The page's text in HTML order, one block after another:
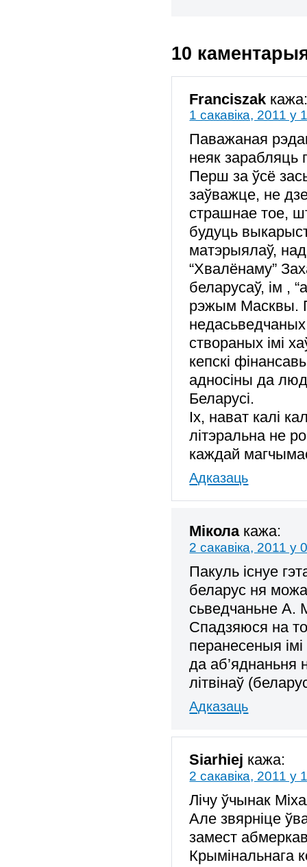
10
Franciszak
1 сакавіка, 2011 у
Паважаная
неяк зарабляць
Перш за ўсё
заўважце, не
страшнае тое,
будуць
матэрыялаў,
“Хвалёнаму”
беларусаў, ім ,
рэжым Масквы.
недасьведчаных
створаных імі
кепскі
адносіны да
Беларусі.
Іх, нават калі
літэральна не
каждай
Адказаць
Мікола кажа:
2 сакавіка, 2011 у
Пакуль існуе
беларус ня
сьведчаньне А.
Спадзяюся на
перанесеныя
да аб’яднаньня
літвінаў
Адказаць
Siarhiej кажа:
2 сакавіка, 2011 у
Лічу ўчынак
Але звярніце
замест
Крымінальнага